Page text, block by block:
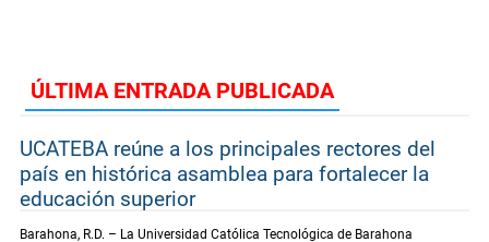
ÚLTIMA ENTRADA PUBLICADA
UCATEBA reúne a los principales rectores del
país en histórica asamblea para fortalecer la
educación superior
Barahona, R.D. – La Universidad Católica Tecnológica de Barahona